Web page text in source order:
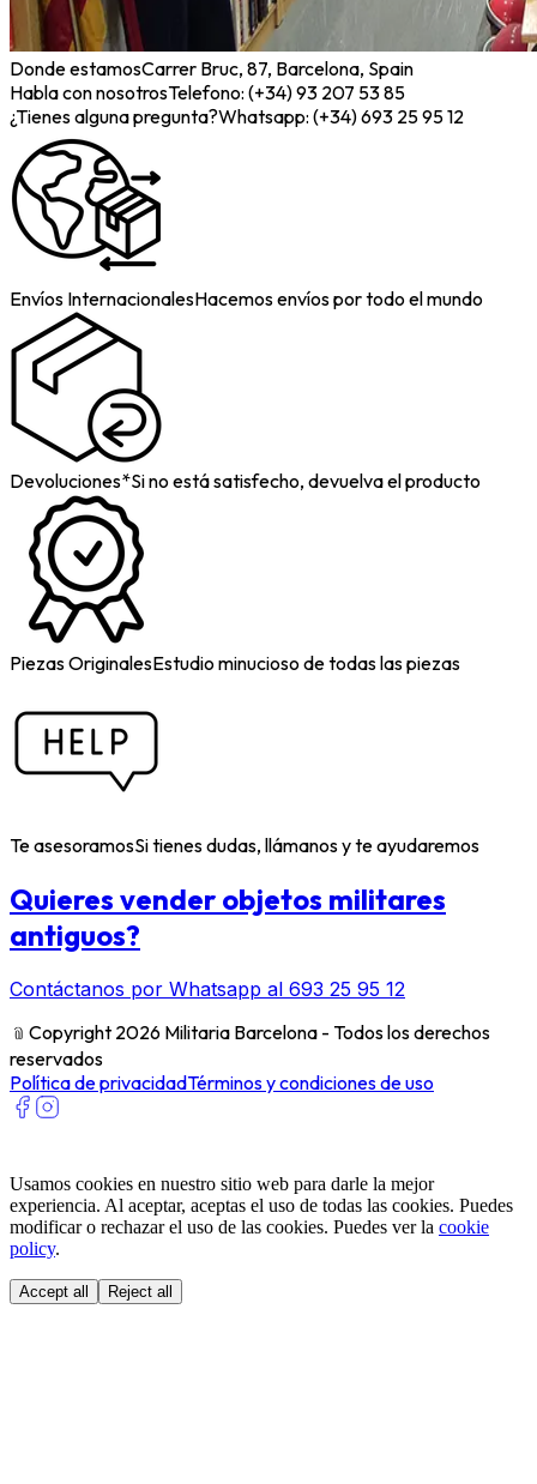
Donde estamosCarrer Bruc, 87, Barcelona, Spain
Habla con nosotrosTelefono: (+34) 93 207 53 85
¿Tienes alguna pregunta?Whatsapp: (+34) 693 25 95 12
Envíos InternacionalesHacemos envíos por todo el mundo
Devoluciones*Si no está satisfecho, devuelva el producto
Piezas OriginalesEstudio minucioso de todas las piezas
Te asesoramosSi tienes dudas, llámanos y te ayudaremos
Quieres vender objetos militares
antiguos?
Contáctanos por Whatsapp al 693 25 95 12
﹫ Copyright 2026 Militaria Barcelona - Todos los derechos
reservados
Política de privacidadTérminos y condiciones de uso
Usamos cookies en nuestro sitio web para darle la mejor
experiencia. Al aceptar, aceptas el uso de todas las cookies. Puedes
modificar o rechazar el uso de las cookies. Puedes ver la cookie
policy.
Accept all Reject all